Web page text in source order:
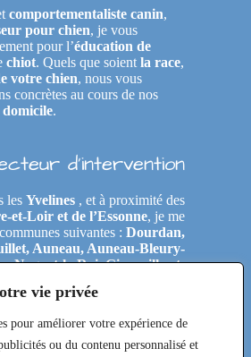
vie privée
pour améliorer votre expérience de
ou du contenu personnalisé et
comportementaliste canin,
pour chien, je vous
pour l’éducation de
chiot. Quels que soient la race,
votre chien, nous vous
concrètes au cours de nos
domicile.
d’intervention
lesYvelines , et à proximité des
et-Loir et de l’Essonne, je me
suivantes :Dourdan,
Auneau, Auneau-Bleury-
Nogent-le-Roi, Gironville-et-
Le Perray-en-Yvelines,
Yvelines, Étréchy, Morigny-
Toury, Eole-en-Beauce, Les